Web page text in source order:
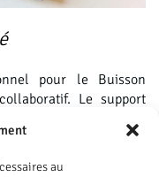
au
pour le Buisson
Le support
de mise en page et